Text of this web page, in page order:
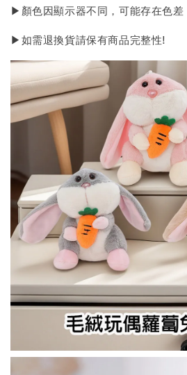
▶顏色因顯示器不同，可能存在色差
▶如需退換貨請保有商品完整性!